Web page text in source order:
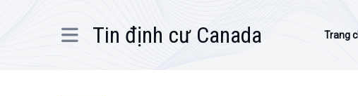
Tin định cư Canada Trang